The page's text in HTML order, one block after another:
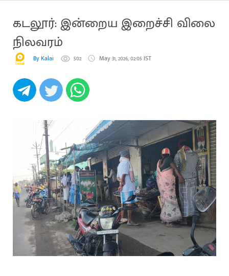
கடலூர்: இன்றைய இறைச்சி விலை
நிலவரம்
By Kalai 502 May 31, 2026, 02:05 IST